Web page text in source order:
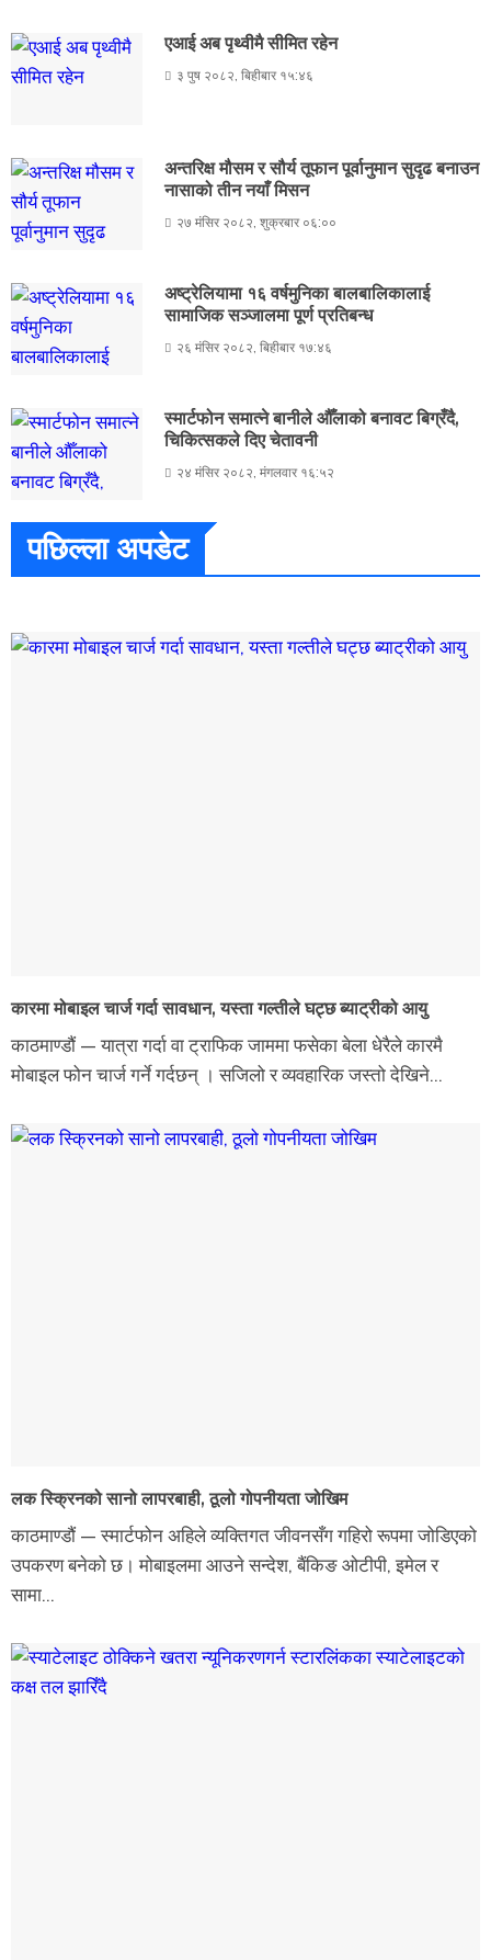
एआई अब पृथ्वीमै सीमित रहेन
३ पुष २०८२, बिहीबार १५:४६
अन्तरिक्ष मौसम र सौर्य तूफान पूर्वानुमान सुदृढ बनाउन
नासाको तीन नयाँ मिसन
२७ मंसिर २०८२, शुक्रबार ०६:००
अष्ट्रेलियामा १६ वर्षमुनिका बालबालिकालाई
सामाजिक सञ्जालमा पूर्ण प्रतिबन्ध
२६ मंसिर २०८२, बिहीबार १७:४६
स्मार्टफोन समात्ने बानीले औँलाको बनावट बिग्रँदै,
चिकित्सकले दिए चेतावनी
२४ मंसिर २०८२, मंगलवार १६:५२
पछिल्ला अपडेट
कारमा मोबाइल चार्ज गर्दा सावधान, यस्ता गल्तीले घट्छ ब्याट्रीको आयु
काठमाण्डौं — यात्रा गर्दा वा ट्राफिक जाममा फसेका बेला धेरैले कारमै
मोबाइल फोन चार्ज गर्ने गर्दछन् । सजिलो र व्यवहारिक जस्तो देखिने...
लक स्क्रिनको सानो लापरबाही, ठूलो गोपनीयता जोखिम
काठमाण्डौं — स्मार्टफोन अहिले व्यक्तिगत जीवनसँग गहिरो रूपमा जोडिएको
उपकरण बनेको छ। मोबाइलमा आउने सन्देश, बैंकिङ ओटीपी, इमेल र
सामा...